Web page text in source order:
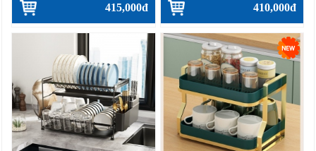
415,000đ 410,000đ